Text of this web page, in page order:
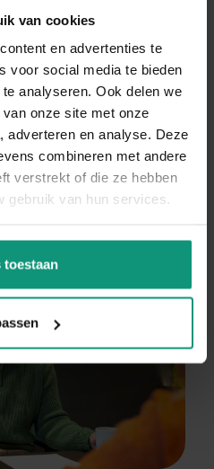
van cookies
en advertenties te
voor social media te bieden
analyseren. Ook delen we
onze site met onze
adverteren en analyse. Deze
combineren met andere
verstrekt of die ze hebben
gebruik van hun services.
toestaan
is er ook ruimte
Zie jij dit wel zitten?
in slechts 1